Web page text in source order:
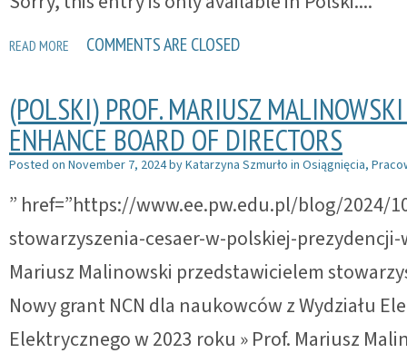
READ MORE COMMENTS ARE CLOSED
(POLSKI) PROF. MARIUSZ
ENHANCE BOARD OF DIRECTORS
Posted on November 7, 2024byKatarzyna Szmurło in Osiągnięcia,
” href=”https://www.ee.pw.edu.pl/blog/
stowarzyszenia-cesaer-w-polskiej-
Mariusz Malinowski przedstawicielem
Nowy grant NCN dla naukowców z Wydziału
Elektrycznego w 2023 roku » Prof. Mariusz